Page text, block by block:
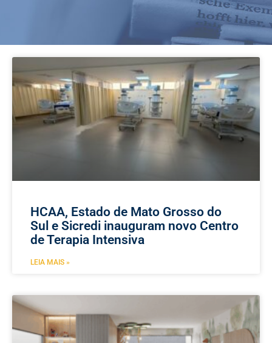
HCAA, Estado de Mato Grosso do
Sul e Sicredi inauguram novo Centro
de Terapia Intensiva
LEIA MAIS »